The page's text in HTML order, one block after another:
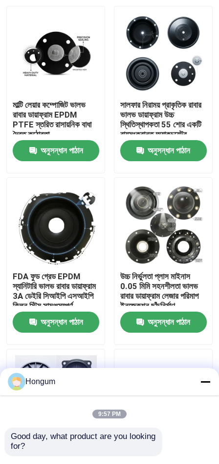
পণ্য
আমাদের সম্বন্ধে
কারখানা পরিদর্শন
গুণমান নিয়ন্ত্রণ
খবর
মামলা
একটি উদ্ধৃতি অনুরোধ করুন
মাল্টি লেয়ার কম্পোজিট ভালভ
রাবার ডায়াফ্রাম EPDM
PTFE স্তরিত রাসায়নিক বাধা
দ্বৈত কঠোরতা
অনুসন্ধান পাঠান
সালফার নিরাময় প্রাকৃতিক রাবার
ভালভ ডায়াফ্রাম উচ্চ
স্থিতিস্থাপকতা 55 শোর একটি
বায়ুসংক্রান্ত অ্যাকচুয়েটর
OEM
অনুসন্ধান পাঠান
FDA ফুড গ্রেড EPDM
স্যানিটারি ভালভ রাবার ডায়াফ্রাম
3A ডেইরি সিআইপি এসআইপি
ক্লিন স্টিম সামঞ্জস্যপূর্ণ
অনুসন্ধান পাঠান
উচ্চ নির্ভুলতা প্লাস মাইনাস
0.05 মিমি সহনশীলতা ভালভ
রাবার ডায়াফ্রাম লেজার পরিমাপ
ইনজেকশন ছাঁচনির্মাণ
অনুসন্ধান পাঠান
কম MOQ 10 পিস
Hongum
9:57 PM
Good day, what product are you looking
for?